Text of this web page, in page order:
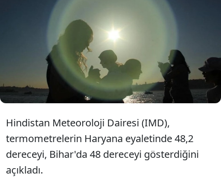
Hindistan'da yüksek hava sıcaklığına bağlı
nedenlerle 40 kişi hayatını kaybetti. Bin
300'den fazla kişi de sıcak çarpması
nedeniyle hastanelere başvurdu.
Hindistan Meteoroloji Dairesi (IMD),
termometrelerin Haryana eyaletinde 48,2
dereceyi, Bihar'da 48 dereceyi gösterdiğini
açıkladı.